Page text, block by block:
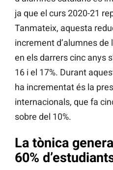
ja que el curs 2020-21
Tanmateix, aquesta
increment d’alumnes de
en els darrers cinc anys
16 i el 17%. Durant
ha incrementat és la
internacionals, que fa
sobre del 10%.
La tònica
60%